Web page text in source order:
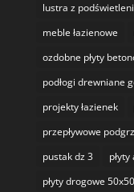
lustra z
meble łazienowe
ozdobne płyty
podłogi drewniane
projekty łazienek
przepływowe
pustak dz 3
płyty drogowe